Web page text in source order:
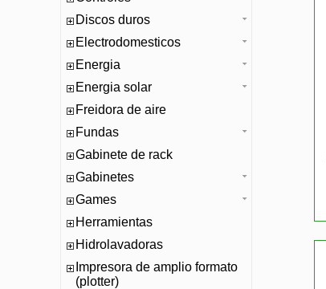
Discos duros
Electrodomesticos
Energia
Energia solar
Freidora de aire
Fundas
Gabinete de rack
Gabinetes
Games
Herramientas
Hidrolavadoras
Impresora de amplio formato
(plotter)